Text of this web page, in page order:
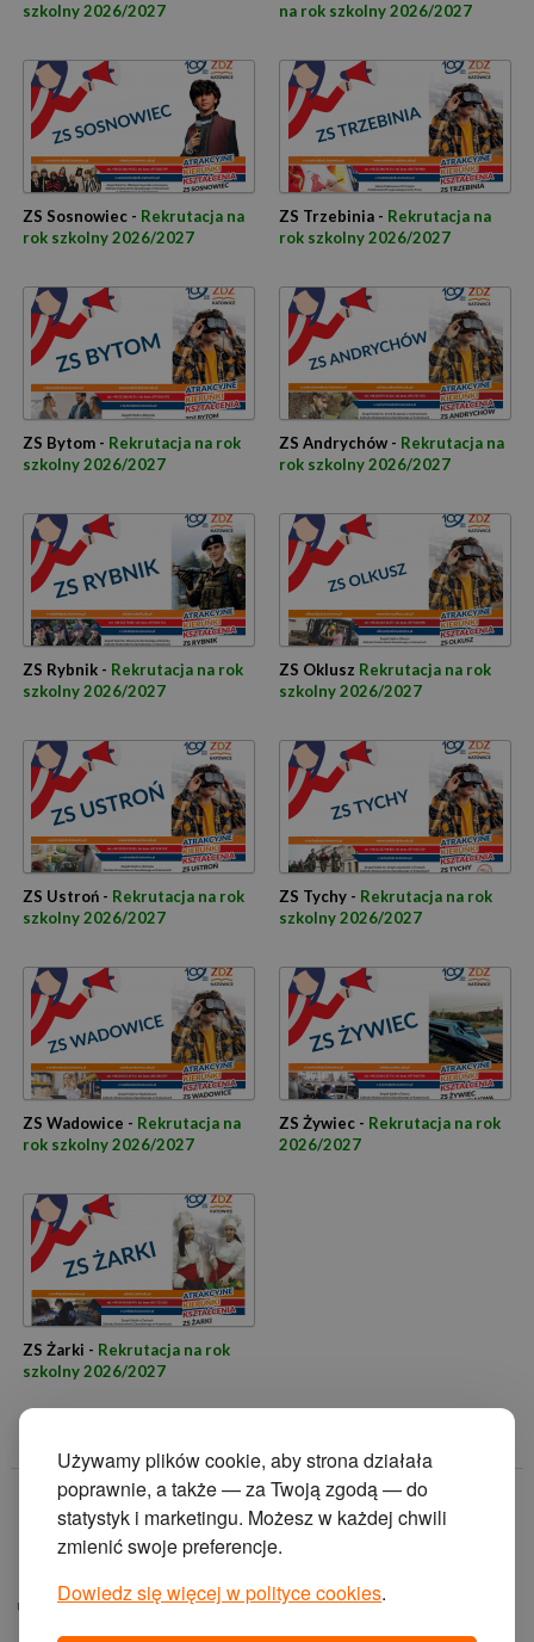
Używamy plików cookie, aby strona działała
poprawnie, a także — za Twoją zgodą — do
statystyk i marketingu. Możesz w każdej chwili
zmienić swoje preferencje.
Dowiedz się więcej w polityce cookies.
szkolny 2026/2027
na rok szkolny 2026/2027
ZS Sosnowiec - Rekrutacja na
rok szkolny 2026/2027
ZS Trzebinia - Rekrutacja na
rok szkolny 2026/2027
ZS Bytom - Rekrutacja na rok
szkolny 2026/2027
ZS Andrychów - Rekrutacja na
rok szkolny 2026/2027
ZS Rybnik - Rekrutacja na rok
szkolny 2026/2027
ZS Oklusz Rekrutacja na rok
szkolny 2026/2027
ZS Ustroń - Rekrutacja na rok
szkolny 2026/2027
ZS Tychy - Rekrutacja na rok
szkolny 2026/2027
ZS Wadowice - Rekrutacja na
rok szkolny 2026/2027
ZS Żywiec - Rekrutacja na rok
2026/2027
ZS Żarki - Rekrutacja na rok
szkolny 2026/2027
© 2014 Zakład
Doskonalenia
Zawodowego w
ul. Krasińskiego 2, 40-